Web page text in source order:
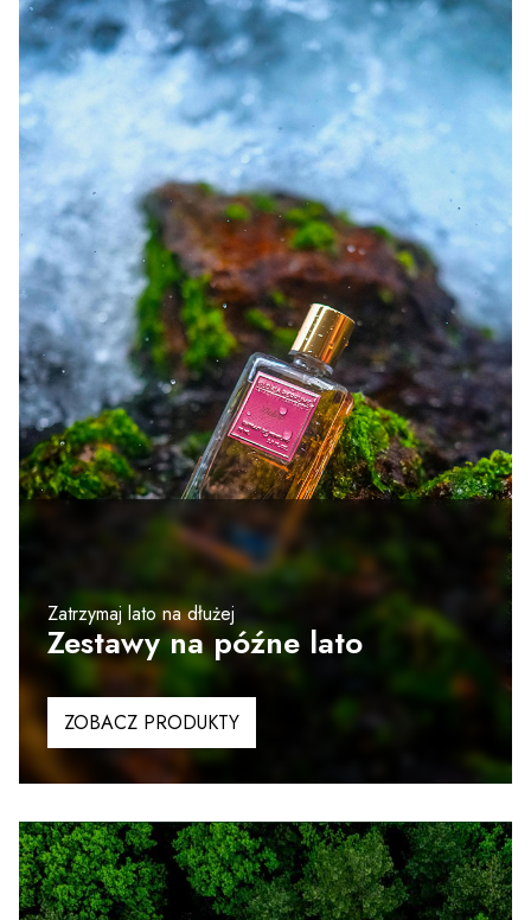
Zatrzymaj lato na dłużej
Zestawy na późne lato
ZOBACZ PRODUKTY